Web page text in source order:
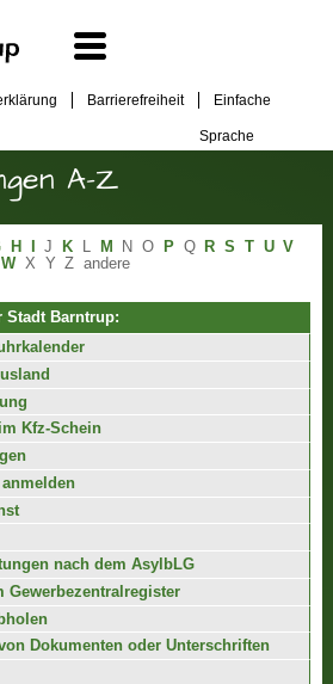
Barrierefreiheit Einfache
Sprache
A-Z
H J K L M N O P Q R S T U V
W X Y Z andere
Stadt Barntrup:
Kfz-Schein
nach dem AsylbLG
Gewerbezentralregister
Dokumenten oder Unterschriften